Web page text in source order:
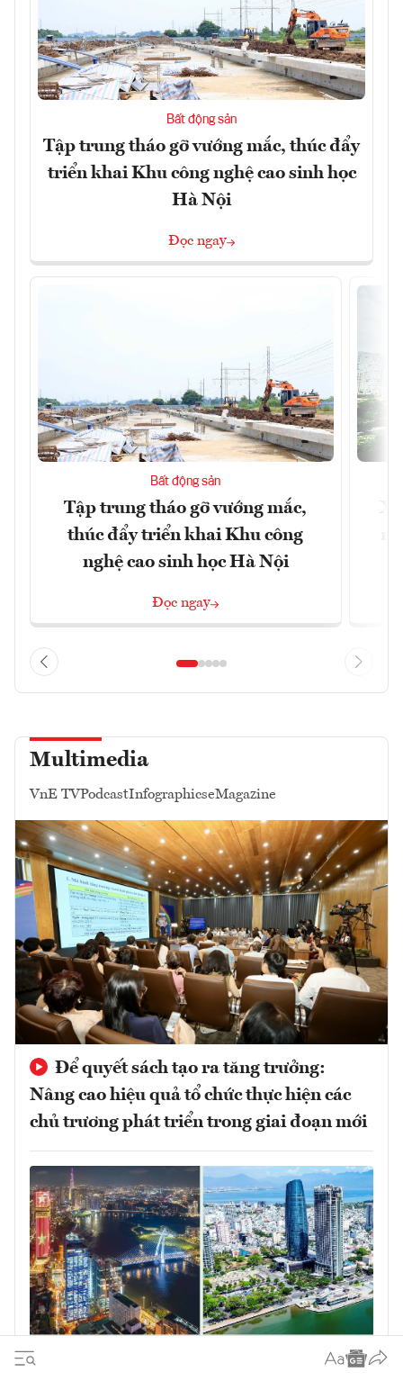
Bất động sản
Tập trung tháo gỡ vướng mắc, thúc đẩy
triển khai Khu công nghệ cao sinh học
Hà Nội
Đọc ngay
Bất động sản
Tập trung tháo gỡ vướng mắc,
thúc đẩy triển khai Khu công
nghệ cao sinh học Hà Nội
Đọc ngay
Multimedia
VnE TVPodcastInfographicseMagazine
Để quyết sách tạo ra tăng trưởng:
Nâng cao hiệu quả tổ chức thực hiện các
chủ trương phát triển trong giai đoạn mới